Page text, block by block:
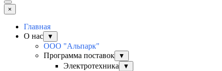
×
Главная
О нас
▼
ООО "Альпарк"
Программа поставок
▼
Электротехника ▼